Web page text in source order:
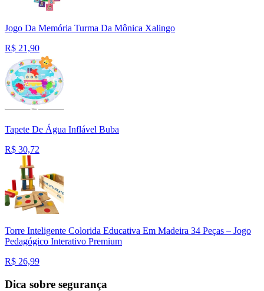
Jogo Da Memória Turma Da Mônica Xalingo
R$ 21,90
Tapete De Água Inflável Buba
R$ 30,72
Torre Inteligente Colorida Educativa Em Madeira 34 Peças – Jogo
Pedagógico Interativo Premium
R$ 26,99
Dica sobre segurança